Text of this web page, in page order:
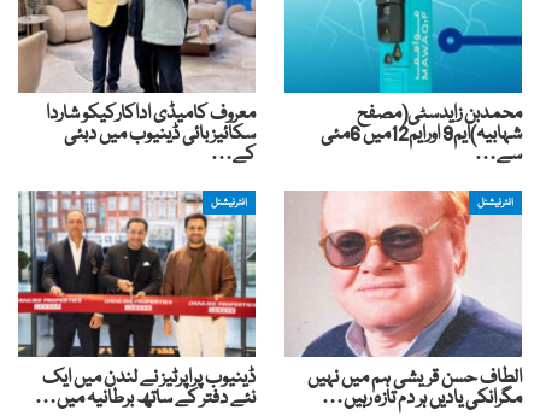
محمدبن زایدسٹی(مصفح
شہابیہ)ایم9 اورایم12میں 6مئی
سے…
معروف کامیڈی اداکارکیکو شاردا
سکائیز بائی ڈینیوب میں دبئی
کے…
انٹرنیشنل
الطاف حسن قریشی ہم میں نہیں
مگرانکی یادیں ہر دم تازہ رہیں…
انٹرنیشنل
ڈینیوب پراپرٹیز نے لندن میں ایک
نئے دفتر کے ساتھ برطانیہ میں…